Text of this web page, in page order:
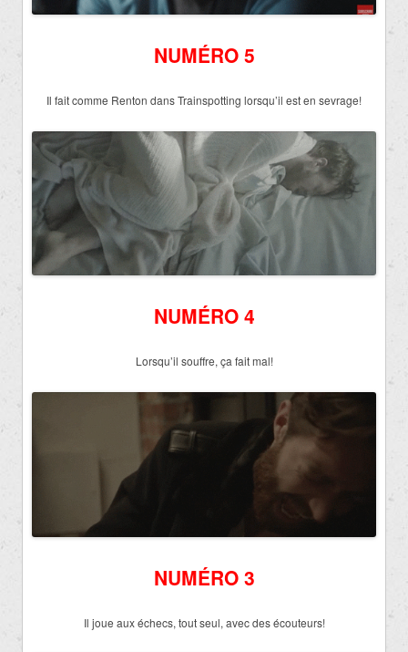
NUMÉRO 5
Il fait comme Renton dans Trainspotting lorsqu’il est en sevrage!
NUMÉRO 4
Lorsqu’il souffre, ça fait mal!
NUMÉRO 3
Il joue aux échecs, tout seul, avec des écouteurs!